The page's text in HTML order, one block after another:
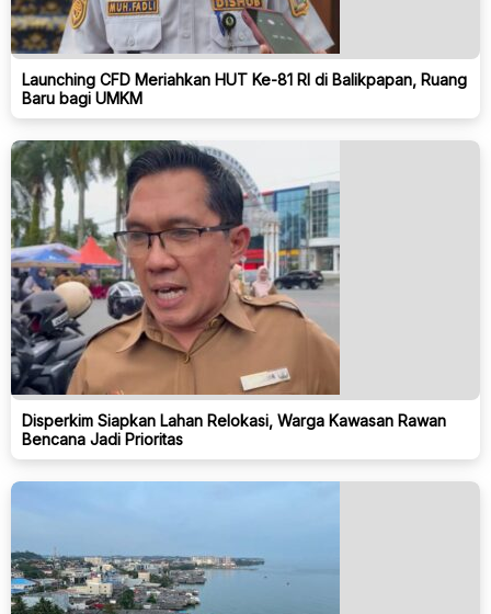
Launching CFD Meriahkan HUT Ke-81 RI di Balikpapan, Ruang
Baru bagi UMKM
Disperkim Siapkan Lahan Relokasi, Warga Kawasan Rawan
Bencana Jadi Prioritas